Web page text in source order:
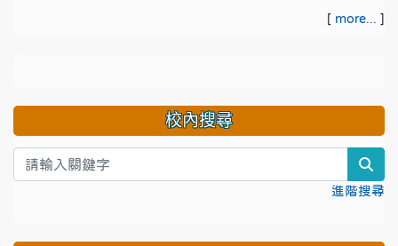
[ more... ]
校內搜尋
進階搜尋